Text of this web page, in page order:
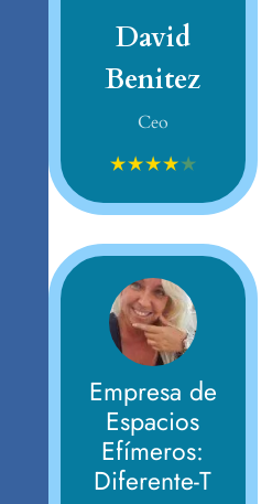
David
Benitez
Ceo
★★★★★
Empresa de
Espacios
Efímeros:
Diferente-T